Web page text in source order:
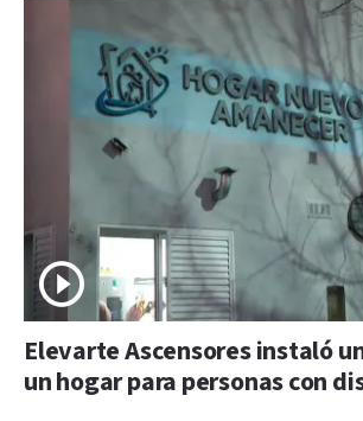
Elevarte Ascensores instaló
un hogar para personas con